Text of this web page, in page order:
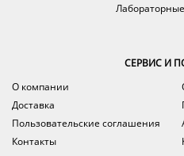
СЕРВИС И
О компании
Доставка
Пользовательские соглашения
Контакты